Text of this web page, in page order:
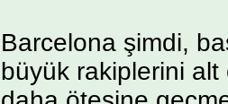
Barcelona şimdi,
büyük rakiplerini